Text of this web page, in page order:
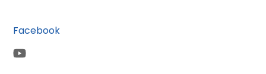
Facebook